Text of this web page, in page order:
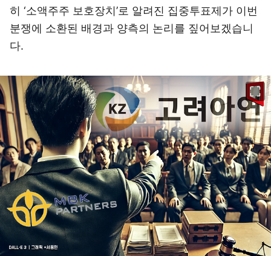
히 ‘소액주주 보호장치’로 알려진 집중투표제가 이번
분쟁에 소환된 배경과 양측의 논리를 짚어보겠습니
다.